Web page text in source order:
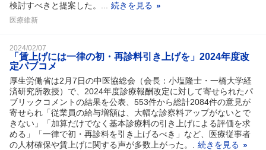
検討すべきと提案した。...
続きを見る
医療維新
2024/02/07
「賃上げには一律の初・再診料引き上げを」2024年度改
定パブコメ
厚生労働省は2月7日の中医協総会（会長：小塩隆士・一橋大学経
済研究所教授）で、2024年度診療報酬改定に対して寄せられたパ
ブリックコメントの結果を公表、553件から総計2084件の意見が
寄せられ「従業員の給与増額は、大幅な診察料アップがないとで
きない」「加算だけでなく基本診療料の引き上げによる評価を求
める」「一律で初・再診料を引き上げるべき」など、医療従事者
の人材確保や賃上げに関する声が多数上がった。.
続きを見る